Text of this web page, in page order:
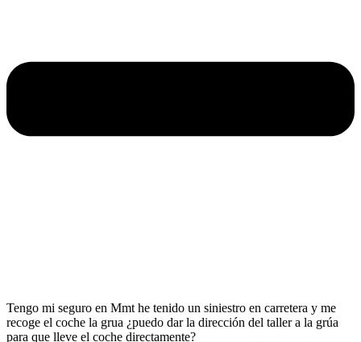
Tengo mi seguro en Mmt he tenido un siniestro en carretera y me
recoge el coche la grua ¿puedo dar la dirección del taller a la grúa
para que lleve el coche directamente?